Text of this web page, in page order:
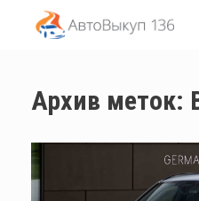
содержанию
Архив меток: